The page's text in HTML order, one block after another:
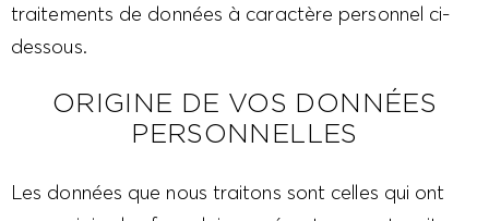
traitements de données à caractère personnel ci-
dessous.
ORIGINE DE VOS DONNÉES
PERSONNELLES
Les données que nous traitons sont celles qui ont